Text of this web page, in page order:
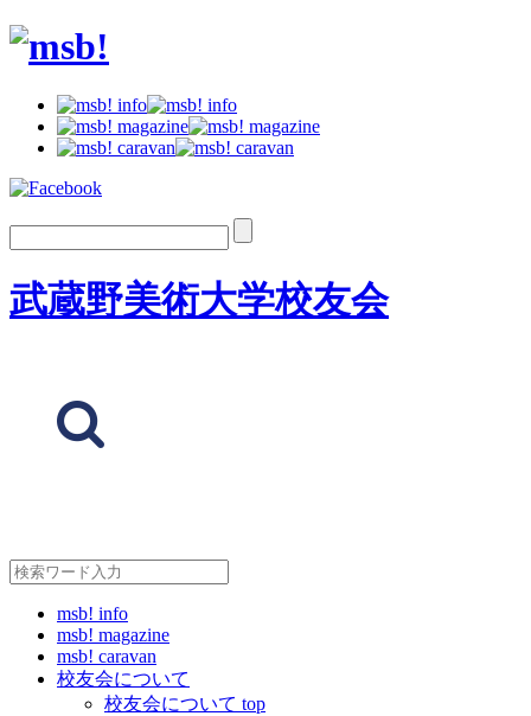
武蔵野美術大学校友会
msb! info
msb! magazine
msb! caravan
校友会について
校友会について top